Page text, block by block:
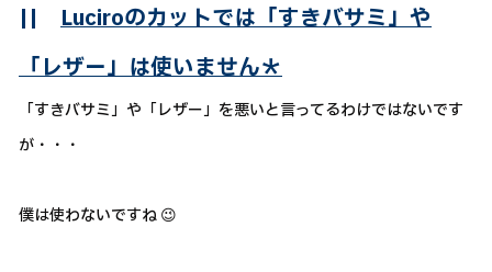
|| Luciroのカットでは「すきバサミ」や
「レザー」は使いません＊
「すきバサミ」や「レザー」を悪いと言ってるわけではないです
が・・・
僕は使わないですね 😉